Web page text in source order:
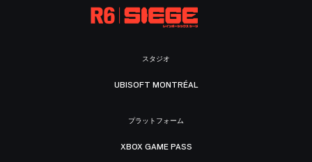
スタジオ
UBISOFT MONTRÉAL
プラットフォーム
XBOX GAME PASS